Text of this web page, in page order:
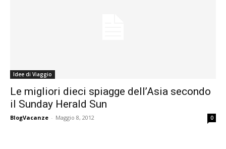
Idee di Viaggio
Le migliori dieci spiagge dell’Asia secondo
il Sunday Herald Sun
BlogVacanze - Maggio 8, 2012 0